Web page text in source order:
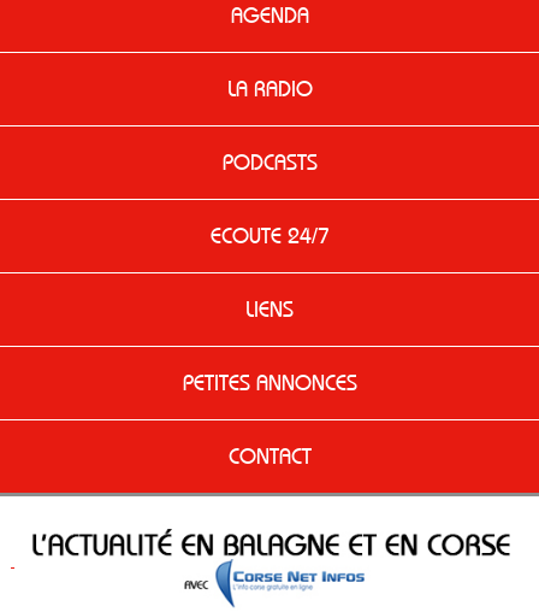
AGENDA
LA RADIO
PODCASTS
ECOUTE 24/7
LIENS
PETITES ANNONCES
CONTACT